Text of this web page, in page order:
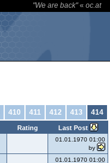
"We are back"« oc.at
410 411 412 413 414
Rating Last Post
01.01.1970 01:00
by
01.01.1970 01:00